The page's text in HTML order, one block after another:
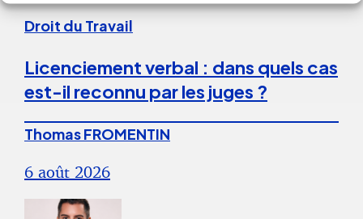
Droit du Travail
Licenciement verbal : dans quels cas
est-il reconnu par les juges ?
Thomas FROMENTIN
6 août 2026